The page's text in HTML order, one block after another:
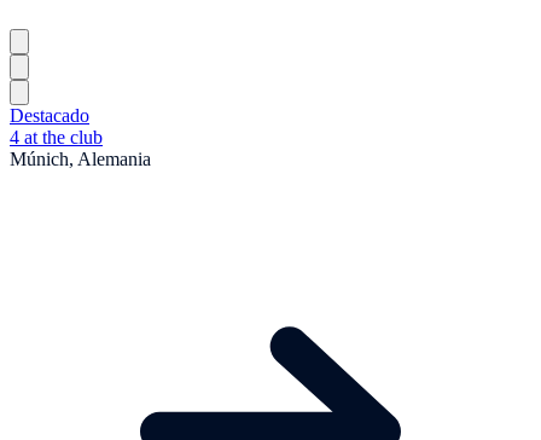
Destacado
4 at the club
Múnich, Alemania